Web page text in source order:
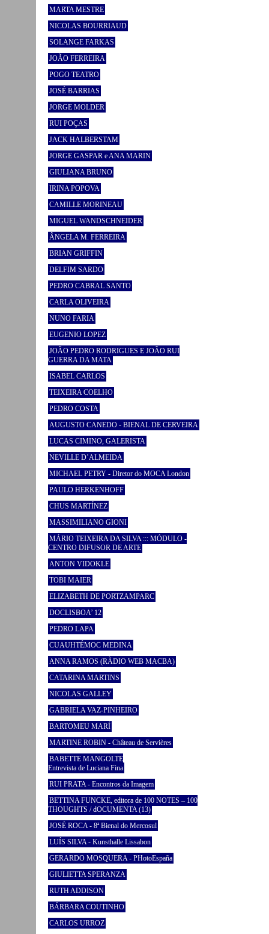
MARTA MESTRE
NICOLAS BOURRIAUD
SOLANGE FARKAS
JOÃO FERREIRA
POGO TEATRO
JOSÉ BARRIAS
JORGE MOLDER
RUI POÇAS
JACK HALBERSTAM
JORGE GASPAR e ANA MARIN
GIULIANA BRUNO
IRINA POPOVA
CAMILLE MORINEAU
MIGUEL WANDSCHNEIDER
ÂNGELA M. FERREIRA
BRIAN GRIFFIN
DELFIM SARDO
PEDRO CABRAL SANTO
CARLA OLIVEIRA
NUNO FARIA
EUGENIO LOPEZ
JOÃO PEDRO RODRIGUES E JOÃO RUI
GUERRA DA MATA
ISABEL CARLOS
TEIXEIRA COELHO
PEDRO COSTA
AUGUSTO CANEDO - BIENAL DE CERVEIRA
LUCAS CIMINO, GALERISTA
NEVILLE D’ALMEIDA
MICHAEL PETRY - Diretor do MOCA London
PAULO HERKENHOFF
CHUS MARTÍNEZ
MASSIMILIANO GIONI
MÁRIO TEIXEIRA DA SILVA ::: MÓDULO -
CENTRO DIFUSOR DE ARTE
ANTON VIDOKLE
TOBI MAIER
ELIZABETH DE PORTZAMPARC
DOCLISBOA’ 12
PEDRO LAPA
CUAUHTÉMOC MEDINA
ANNA RAMOS (RÀDIO WEB MACBA)
CATARINA MARTINS
NICOLAS GALLEY
GABRIELA VAZ-PINHEIRO
BARTOMEU MARÍ
MARTINE ROBIN - Château de Servières
BABETTE MANGOLTE
Entrevista de Luciana Fina
RUI PRATA - Encontros da Imagem
BETTINA FUNCKE, editora de 100 NOTES – 100
THOUGHTS / dOCUMENTA (13)
JOSÉ ROCA - 8ª Bienal do Mercosul
LUÍS SILVA - Kunsthalle Lissabon
GERARDO MOSQUERA - PHotoEspaña
GIULIETTA SPERANZA
RUTH ADDISON
BÁRBARA COUTINHO
CARLOS URROZ